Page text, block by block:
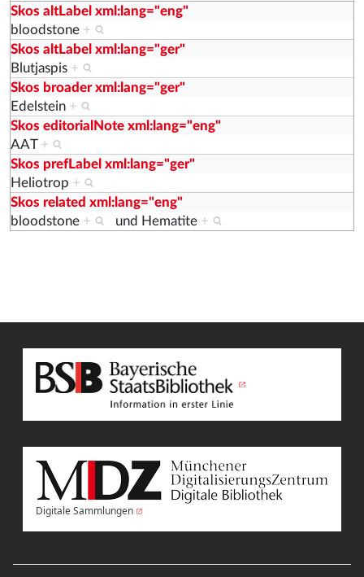
Skos altLabel xml:lang="eng"
bloodstone +
Skos altLabel xml:lang="ger"
Blutjaspis +
Skos broader xml:lang="ger"
Edelstein +
Skos editorialNote xml:lang="eng"
AAT +
Skos prefLabel xml:lang="ger"
Heliotrop +
Skos related xml:lang="eng"
bloodstone + und Hematite +
Digitale Sammlungen